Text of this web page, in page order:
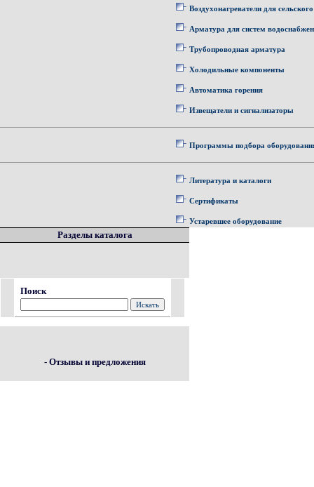
Воздухонагреватели для
Арматура для систем
Трубопроводная арматура
Холодильные компоненты
Автоматика горения
Извещатели и сигнализаторы
Программы подбора
Литература и каталоги
Сертификаты
Устаревшее оборудование
Разделы каталога
Поиск
- Отзывы и предложения